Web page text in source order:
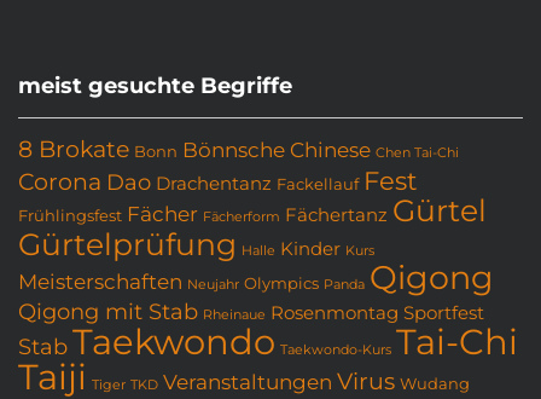
meist gesuchte Begriffe
8 Brokate Bonn Bönnsche Chinese Chen Tai-Chi
Corona Dao Drachentanz Fackellauf Fest
Frühlingsfest Fächer Fächerform Fächertanz Gürtel
Gürtelprüfung Halle Kinder Kurs
Meisterschaften Neujahr Olympics Panda Qigong
Qigong mit Stab Rheinaue Rosenmontag Sportfest
StabTaekwondo Taekwondo-Kurs Tai-Chi
Taiji Tiger TKD Veranstaltungen Virus Wudang